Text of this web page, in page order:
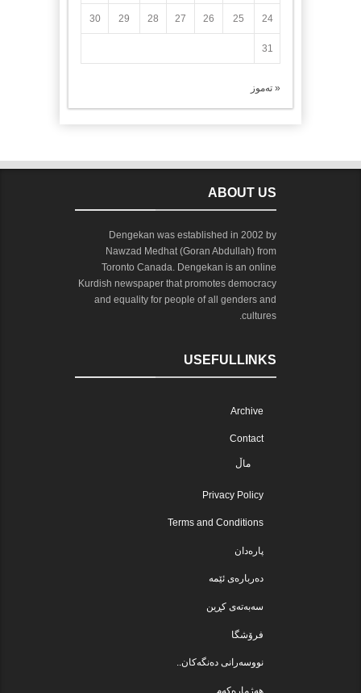
24
25
26
27
28
29
30
31
« تەموز
ABOUT US
Dengekan was established in 2002 by
Nawzad Medhat (Goran Abdullah) from
Toronto Canada. Dengekan is an online
Kurdish newspaper that promotes democracy
and equality for people of all genders and
cultures.
USEFULLINKS
Archive
Contact
ماڵ
Privacy Policy
Terms and Conditions
پارەدان
دەربارەی ئێمە
سەبەتەی کڕین
فرۆشگا
نووسەرانی دەنگەکان..
هەژمارەکەم